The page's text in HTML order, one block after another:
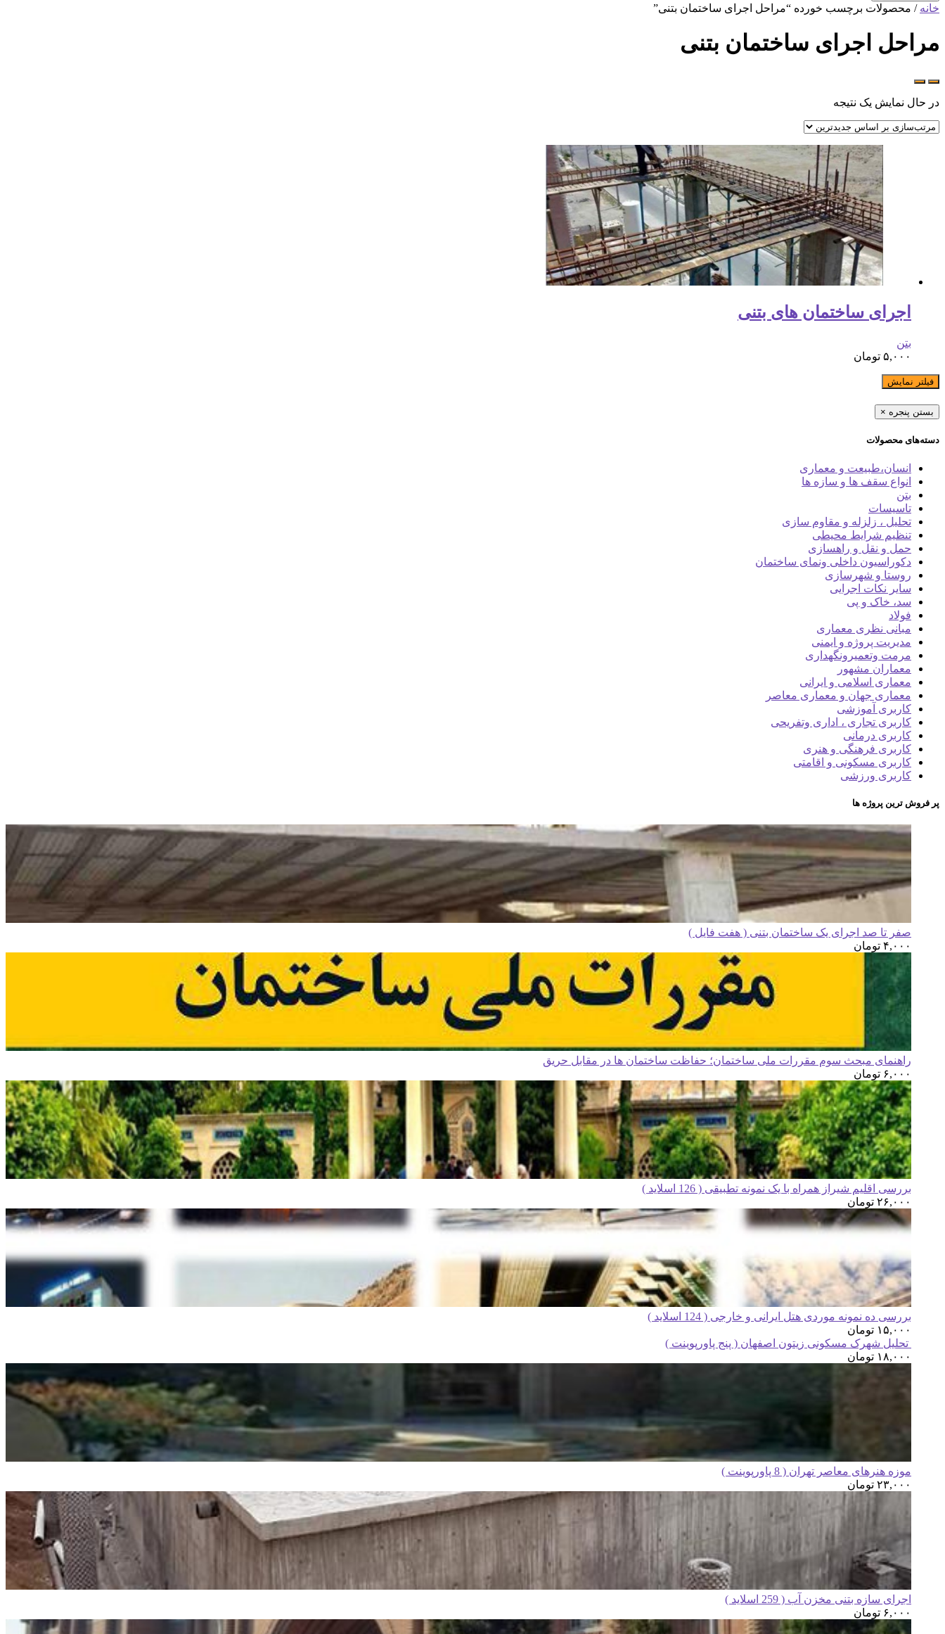
خانه / محصولات برچسب خورده “مراحل اجرای ساختمان بتنی”
مراحل اجرای ساختمان بتنی
در حال نمایش یک نتیجه
اجرای ساختمان های بتنی
بتن
۵,۰۰۰ تومان
فیلتر نمایش
بستن پنجره ×
دسته‌های محصولات
انسان،طبیعت و معماری
انواع سقف ها و سازه ها
بتن
تاسیسات
تحلیل ، زلزله و مقاوم سازی
تنظیم شرایط محیطی
حمل و نقل و راهسازی
دکوراسیون داخلی ونمای ساختمان
روستا و شهرسازی
سایر نکات اجرایی
سد، خاک و پی
فولاد
مبانی نظری معماری
مدیریت پروژه و ایمنی
مرمت وتعمیرونگهداری
معماران مشهور
معماری اسلامی و ایرانی
معماری جهان و معماری معاصر
کاربری آموزشی
کاربری تجاری ، اداری وتفریحی
کاربری درمانی
کاربری فرهنگی و هنری
کاربری مسکونی و اقامتی
کاربری ورزشی
پر فروش ترین پروژه ها
صفر تا صد اجرای یک ساختمان بتنی ( هفت فایل )
۴,۰۰۰ تومان
راهنمای مبحث سوم مقررات ملی ساختمان؛ حفاظت ساختمان ها در مقابل حریق
۶,۰۰۰ تومان
بررسی اقلیم شیراز همراه با یک نمونه تطبیقی ( 126 اسلاید )
۲۶,۰۰۰ تومان
بررسی ده نمونه موردی هتل ایرانی و خارجی ( 124 اسلاید )
۱۵,۰۰۰ تومان
تحلیل شهرک مسکونی زیتون اصفهان ( پنج پاورپوینت )
۱۸,۰۰۰ تومان
موزه هنرهای معاصر تهران ( 8 پاورپوینت )
۲۳,۰۰۰ تومان
اجرای سازه بتنی مخزن آب ( 259 اسلاید )
۶,۰۰۰ تومان